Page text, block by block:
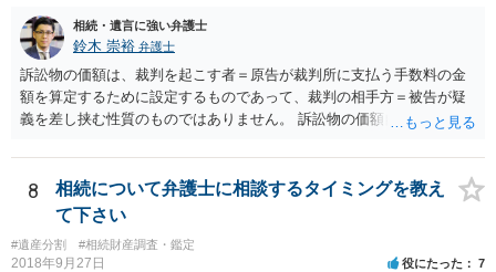
相続・遺言に強い弁護士
鈴木 崇裕 弁護士
訴訟物の価額は、裁判を起こす者＝原告が裁判所に支払う手数料の金
額を算定するために設定するものであって、裁判の相手方＝被告が疑
義を差し挟む性質のものではありません。 訴訟物の価額自体が裁判の
したとしても、変更されることはありません。
8
相続について弁護士に相談するタイミングを教え
て下さい
#遺産分割 #相続財産調査・鑑定
2018年9月27日 役にたった 7